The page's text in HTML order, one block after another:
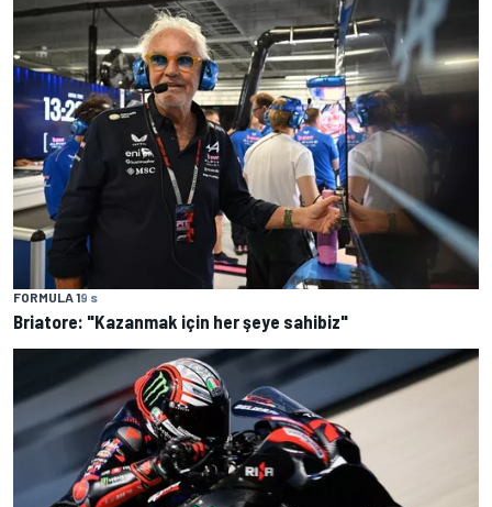
FORMULA 19 s
Briatore: "Kazanmak için her şeye sahibiz"